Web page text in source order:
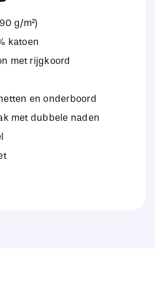
g/m²)
katoen
met rijgkoord
en onderboord
met dubbele naden